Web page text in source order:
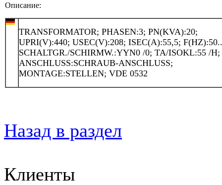
Описание:
TRANSFORMATOR; PHASEN:3; PN(KVA):20;
UPRI(V):440; USEC(V):208; ISEC(A):55,5;
SCHALTGR./SCHIRMW.:YYN0 /0; TA/ISOKL:55 /H;
ANSCHLUSS:SCHRAUB-ANSCHLUSS;
MONTAGE:STELLEN; VDE 0532
Назад в раздел
Клиенты